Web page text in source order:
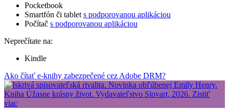
Pocketbook
Smartfón či tablet s podporovanou aplikáciou
Počítač s podporovanou aplikáciou
Neprečítate na:
Kindle
Ako čítať e-knihy zabezpečené cez Adobe DRM?